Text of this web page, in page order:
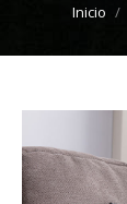
Inicio